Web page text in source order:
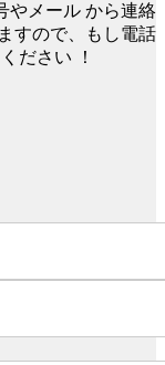
やメール から連絡
すので、もし電話
ださい ！